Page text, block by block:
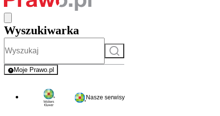
Wyszukiwarka
Szukaj
Moje Prawo.pl
- rejestracja i logowanie do serwisu
Nasze serwisy